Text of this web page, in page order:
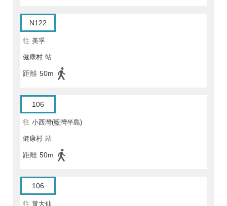
N122
往 美孚
健康村 站
距離 50m
106
往 小西灣(藍灣半島)
健康村 站
距離 50m
106
往 黃大仙